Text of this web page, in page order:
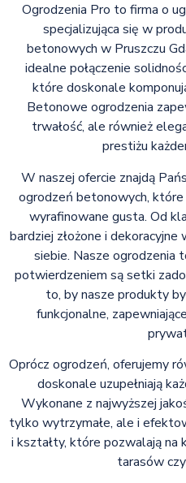
Ogrodzenia Pro to firma o
specjalizująca się w
betonowych w Pruszczu
idealne połączenie
które doskonale
Betonowe ogrodzenia
trwałość, ale również
prestiżu
W naszej ofercie znajdą
ogrodzeń betonowych,
wyrafinowane gusta. Od
bardziej złożone i
siebie. Nasze ogrodzenia
potwierdzeniem są setki
to, by nasze produkty
funkcjonalne,
Oprócz ogrodzeń, oferujemy
doskonale uzupełniają
Wykonane z najwyższej
tylko wytrzymałe, ale i
i kształty, które pozwalają na
tarasów